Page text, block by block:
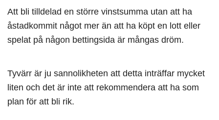
Att bli tilldelad en större vinstsumma utan att ha
åstadkommit något mer än att ha köpt en lott eller
spelat på någon bettingsida är mångas dröm.
Tyvärr är ju sannolikheten att detta inträffar mycket
liten och det är inte att rekommendera att ha som
plan för att bli rik.